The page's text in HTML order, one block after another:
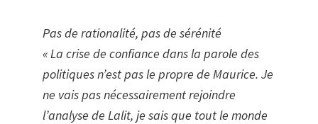
Pas de rationalité, pas de sérénité
« La crise de confiance dans la parole des
politiques n’est pas le propre de Maurice. Je
ne vais pas nécessairement rejoindre
l’analyse de Lalit, je sais que tout le monde